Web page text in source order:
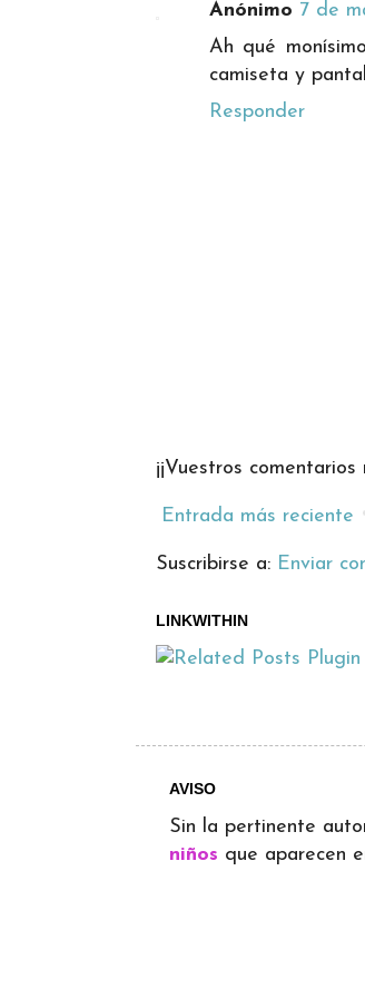
Anónimo 7 de
Ah qué
camiseta y
Responder
¡¡Vuestros
Entrada más reciente
Suscribirse a: Enviar
LINKWITHIN
AVISO
Sin la pertinente
niños que aparecen